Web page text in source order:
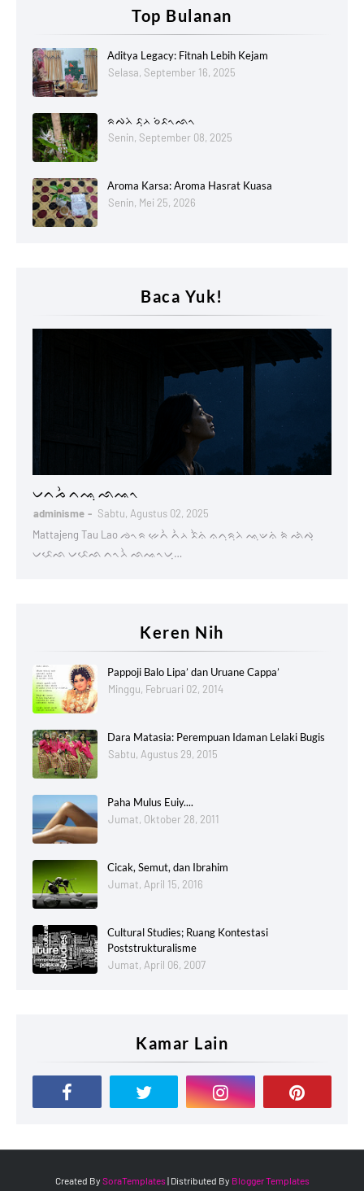
Top Bulanan
Aditya Legacy: Fitnah Lebih Kejam
Selasa, September 16, 2025
ᨑᨄᨂᨗ ᨅᨘᨂ ᨔᨗᨅᨚᨒᨚ
Senin, September 08, 2025
Aroma Karsa: Aroma Hasrat Kuasa
Senin, Mei 25, 2026
Baca Yuk!
ᨆᨈᨍᨛ ᨈᨕᨘ ᨒᨕᨚ
adminisme
Sabtu, Agustus 02, 2025
Mattajeng Tau Lao ᨌᨚᨑ ᨀᨙᨈᨛ ᨈᨛᨂ ᨅᨛᨊᨗ ᨊᨈᨘᨑᨘᨂᨗ ᨕᨘᨉᨊᨗ ᨑᨗ ᨒᨗᨄᨘ
ᨆᨅᨙᨒ ᨆᨅᨙᨒ ᨈᨚᨂᨛ ᨒᨕᨚᨆᨘ…
Keren Nih
Pappoji Balo Lipa’ dan Uruane Cappa’
Minggu, Februari 02, 2014
Dara Matasia: Perempuan Idaman Lelaki Bugis
Sabtu, Agustus 29, 2015
Paha Mulus Euiy....
Jumat, Oktober 28, 2011
Cicak, Semut, dan Ibrahim
Jumat, April 15, 2016
Cultural Studies; Ruang Kontestasi
Poststrukturalisme
Jumat, April 06, 2007
Kamar Lain
Created By SoraTemplates| Distributed By Blogger Templates